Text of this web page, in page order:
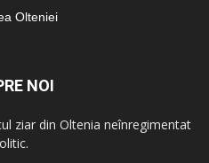
NOI
ziar din Oltenia neînregimentat